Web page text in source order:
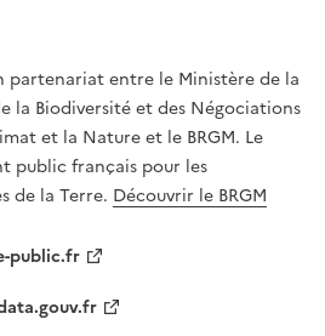
T
É
,
É
G
A
L
F
partenariat entre le Ministère de la
la Biodiversité et des Négociations
et la Nature et le BRGM. Le
public français pour les
de la Terre. Découvrir le BRGM
public.fr